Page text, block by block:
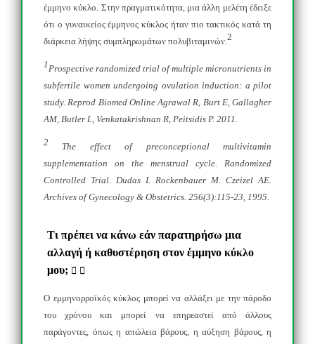
έμμηνο κύκλο. Στην πραγματικότητα, μια άλλη μελέτη έδειξε
ότι ο γυναικείος έμμηνος κύκλος ήταν πιο τακτικός κατά τη
διάρκεια λήψης συμπληρωμάτων πολυβιταμινών. 2
1 Prospective randomized trial of multiple micronutrients in
subfertile women undergoing ovulation induction: a pilot
study. Reprod Biomed Online Agrawal R, Burt E, Gallagher
AM, Butler L, Venkatakrishnan R, Peitsidis P. 2011.
2
The effect of preconceptional multivitamin
supplementation on the menstrual cycle. Randomized
Controlled Trial. Dudas I. Rockenbauer M. Czeizel AE.
Archives of Gynecology & Obstetrics. 256(3):115-23, 1995.
Τι πρέπει να κάνω εάν παρατηρήσω μια
αλλαγή ή καθυστέρηση στον έμμηνο κύκλο
μου;
Ο εμμηνορροϊκός κύκλος μπορεί να αλλάξει με την πάροδο
του χρόνου και μπορεί να επηρεαστεί από άλλους
παράγοντες, όπως η απώλεια βάρους, η αύξηση βάρους, η